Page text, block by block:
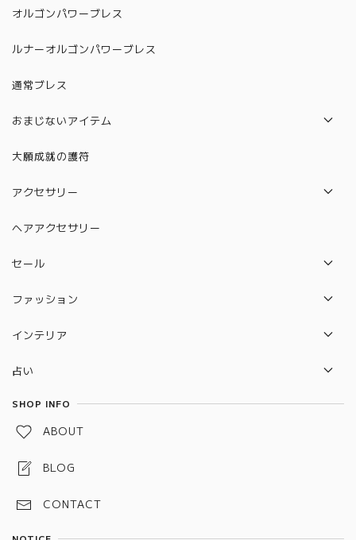
オルゴンパワーブレス
ルナーオルゴンパワーブレス
通常ブレス
おまじないアイテム
パロサント
カバラ
ルドラクシャ
守り本尊 水晶守り絵
予祝お守り
大願成就の護符
アクセサリー
ネックレス
ヘアアクセサリー
セール
セット販売セール
ファッション
バック
インテリア
占い
タロットカード
SHOP INFO
ABOUT
BLOG
CONTACT